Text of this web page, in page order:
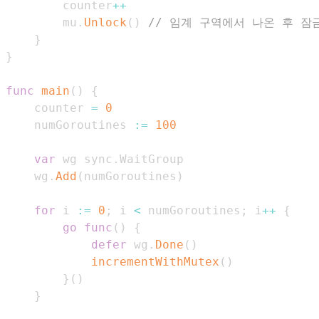
		counter
++
		mu
. Unlock ( )
// 임계 구역에서 나온 후 잠
}
}
func main ( )
{
	counter
=
0
	numGoroutines
:= 100
var wg sync .
	wg
. Add ( numGoroutines )
for i := 0 ; i < numGoroutines ; i++
{
go
func ( )
{
defer wg . Done ( )
incrementWithMutex ( )
} ( )
}